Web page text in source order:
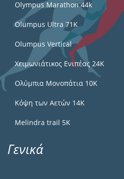
Olympus Marathon 44k
Olumpus Ultra 71K
Olumpus Vertical
Χειμωνιάτικος Ενιπέας 24Κ
Ολύμπια Μονοπάτια 10Κ
Κόψη των Αετών 14Κ
Melindra trail 5Κ
Γενικά